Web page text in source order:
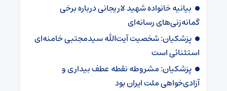
بیانیه خانواده شهید لاریجانی درباره برخی
گمانه‌زنی‌های رسانه‌ای
پزشکیان: شخصیت آیت‌الله سیدمجتبی خامنه‌ای
استثنائی است
پزشکیان: مشروطه نقطه عطف بیداری و
آزادی‌خواهی ملت ایران بود